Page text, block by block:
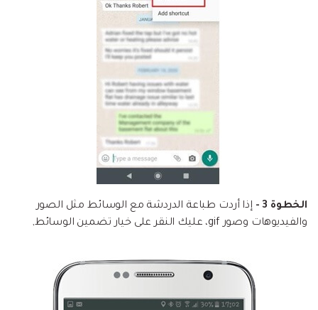
الخطوة 3 -
إذا أردت طباعة الدردشة مع الوسائط مثل الصور
والفيديوهات وصور gif، عليك النقر على خيار تضمين الوسائط,